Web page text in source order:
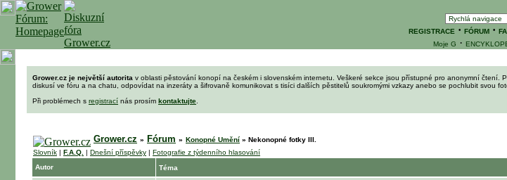
REGISTRACE · FÓRUM·
Moje G ·
Grower.cz je největší autorita v oblasti pěstování konopí na českém i slovenském internetu. Veškeré sekce jsou přístupné pro anonymní
diskusí ve fóru a na chatu, odpovídat na inzeráty a šifrovaně komunikovat s tisíci dalších pěstitelů soukromými vzkazy anebo se pochlubit svou
Při problémech s registrací nás prosím kontaktujte
Grower.cz » Fórum » Konopné Umění » Nekonopné fotky III.
Slovník | F.A.Q. | Dnešní příspěvky | Fotografie z týdenního hlasování
Autor
Téma